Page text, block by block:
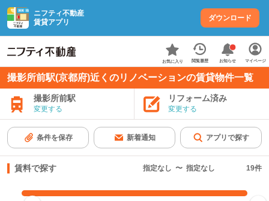
ニフティ不動産
賃貸アプリ
ダウンロード
お気に入り 閲覧履歴 お知らせ マイページ
撮影所前駅(京都府)近くのリノベーションの賃貸物件一覧
撮影所前駅
変更する
リフォーム済み
変更する
条件を保存 新着通知 アプリで探す
賃料で探す 指定なし 〜 指定なし 19件